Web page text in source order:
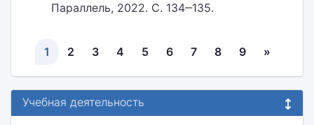
Параллель, 2022. С. 134‒135.
1 2 3 4 5 6 7 8 9 »
Учебная деятельность